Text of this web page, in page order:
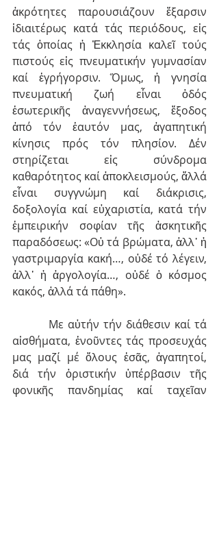
ἀκρότητες παρουσιάζουν ἔξαρσιν
ἰδιαιτέρως κατά τάς περιόδους, εἰς
τάς ὁποίας ἡ Ἐκκλησία καλεῖ τούς
πιστούς εἰς πνευματικήν γυμνασίαν
καί ἐγρήγορσιν. Ὅμως, ἡ γνησία
πνευματική ζωή εἶναι ὁδός
ἐσωτερικῆς ἀναγεννήσεως, ἔξοδος
ἀπό τόν ἑαυτόν μας, ἀγαπητική
κίνησις πρός τόν πλησίον. Δέν
στηρίζεται εἰς σύνδρομα
καθαρότητος καί ἀποκλεισμούς, ἄλλά
εἶναι συγγνώμη καί διάκρισις,
δοξολογία καί εὐχαριστία, κατά τήν
ἐμπειρικήν σοφίαν τῆς ἀσκητικῆς
παραδόσεως: «Οὐ τά βρώματα, ἀλλ᾿ ἡ
γαστριμαργία κακή…, οὐδέ τό λέγειν,
ἀλλ᾿ ἡ ἀργολογία…, οὐδέ ὁ κόσμος
κακός, ἀλλά τά πάθη».
αἰσθήματα, ἑνοῦντες τάς προσευχάς
μας μαζί μέ ὅλους ἐσᾶς, ἀγαπητοί,
διά τήν ὁριστικήν ὑπέρβασιν τῆς
φονικῆς πανδημίας καί ταχεῖαν